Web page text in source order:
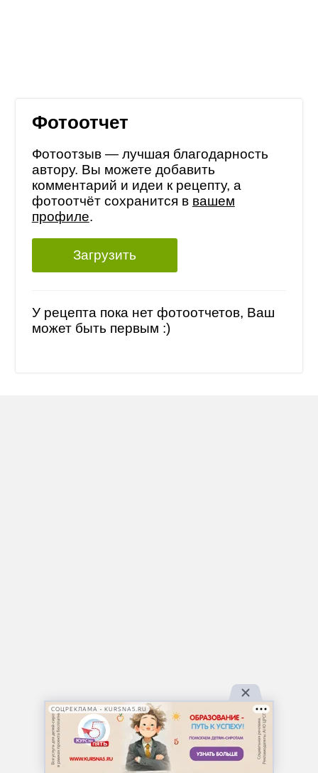
Фотоотчет
Фотоотзыв — лучшая благодарность
автору. Вы можете добавить
комментарий и идеи к рецепту, а
фотоотчёт сохранится в вашем
профиле.
Загрузить
У рецепта пока нет фотоотчетов, Ваш
может быть первым :)
СОЦРЕКЛАМА • KURSNA5.RU